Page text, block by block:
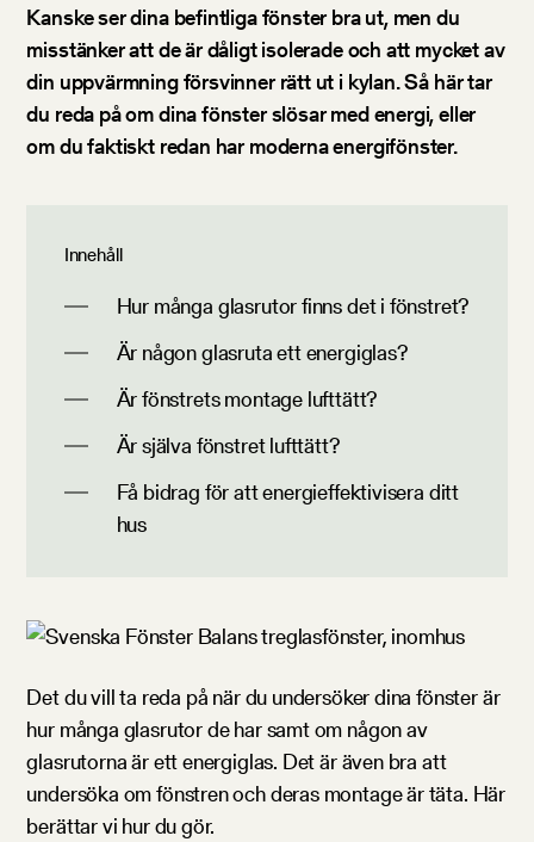
Kanske ser dina befintliga fönster bra ut, men du
misstänker att de är dåligt isolerade och att mycket av
din uppvärmning försvinner rätt ut i kylan. Så här tar
du reda på om dina fönster slösar med energi, eller
om du faktiskt redan har moderna energifönster.
Innehåll
Hur många glasrutor finns det i fönstret?
Är någon glasruta ett energiglas?
Är fönstrets montage lufttätt?
Är själva fönstret lufttätt?
Få bidrag för att energieffektivisera ditt
hus
Det du vill ta reda på när du undersöker dina fönster är
hur många glasrutor de har samt om någon av
glasrutorna är ett energiglas. Det är även bra att
undersöka om fönstren och deras montage är täta. Här
berättar vi hur du gör.